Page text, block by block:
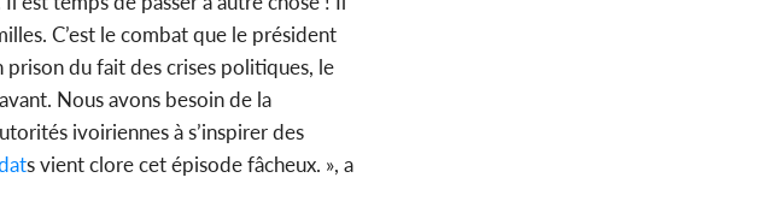
C’est le combat que le président
prison du fait des crises politiques, le
Nous avons besoin de la
ivoiriennes à s’inspirer des
s vient clore cet épisode fâcheux. », a